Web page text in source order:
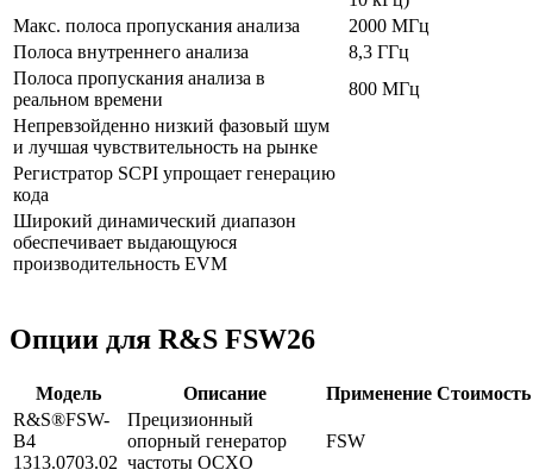
Макс. полоса пропускания анализа
2000 МГц
Полоса внутреннего анализа
8,3 ГГц
Полоса пропускания анализа в
реальном времени
800 МГц
Непревзойденно низкий фазовый шум
и лучшая чувствительность на рынке
Регистратор SCPI упрощает генерацию
кода
Широкий динамический диапазон
обеспечивает выдающуюся
производительность EVM
Опции для R&S FSW26
Модель Описание Применение Стоимость
R&S®FSW-
B4
1313.0703.02
Прецизионный
опорный генератор
частоты OCXO
FSW